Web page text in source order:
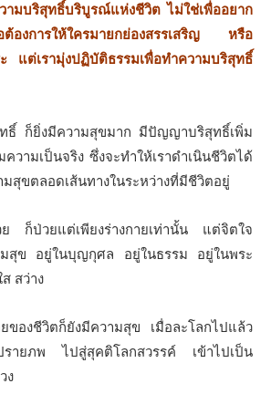
ามบริสุทธิ์บริบูรณ์แห่งชีวิต ไม่ใช่เพื่ออยาก
งการให้ใครมายกย่องสรรเสริญ หรือ
แต่เรามุ่งปฏิบัติธรรมเพื่อทําความบริสุทธิ์
ธิ์ ก็ยิ่งมีความสุขมาก มีปัญญาบริสุทธิ์เพิ่ม
วามเป็นจริง ซึ่งจะทําให้เราดําเนินชีวิตได้
สุขตลอดเส้นทางในระหว่างที่มีชีวิตอยู่
ย ก็ป่วยแต่เพียงร่างกายเท่านั้น แต่จิตใจ
สุข อยู่ในบุญกุศล อยู่ในธรรม อยู่ในพระ
สว่าง
ของชีวิตก็ยังมีความสุข เมื่อละโลกไปแล้ว
รายภพ ไปสู่สุคติโลกสวรรค์ เข้าไปเป็น
ง